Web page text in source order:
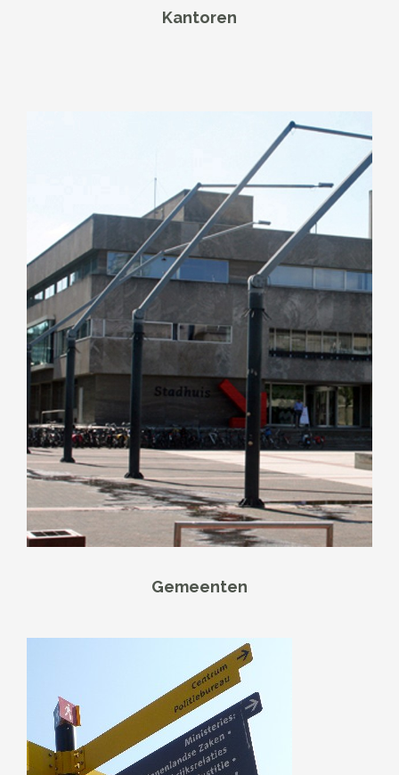
Kantoren
Gemeenten